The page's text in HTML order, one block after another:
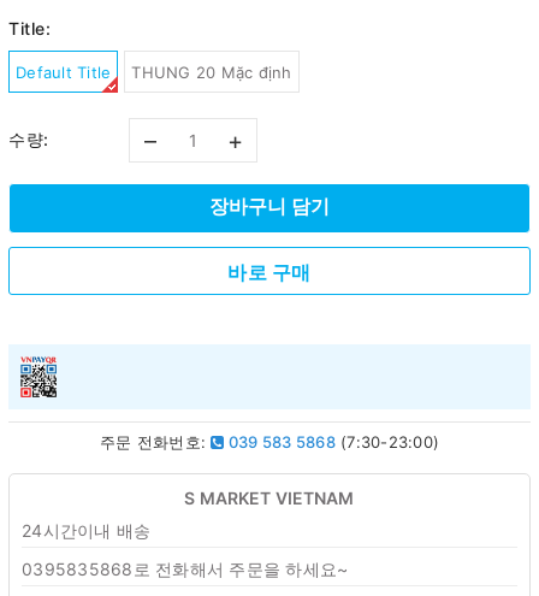
Title:
Default Title THUNG 20 Mặc định
수량: – +
장바구니 담기
바로 구매
주문 전화번호: 039 583 5868(7:30-23:00)
S MARKET VIETNAM
24시간이내 배송
0395835868로 전화해서 주문을 하세요~